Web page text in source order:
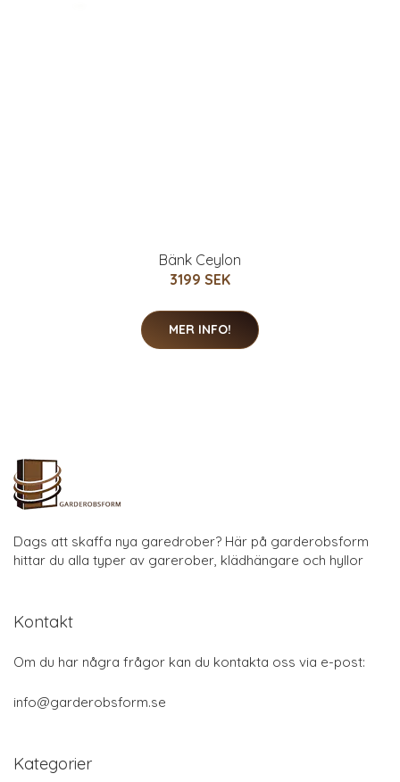
Bänk Ceylon
3199 SEK
MER INFO!
Dags att skaffa nya garedrober? Här på garderobsform
hittar du alla typer av garerober, klädhängare och hyllor
Kontakt
Om du har några frågor kan du kontakta oss via e-post:
info@garderobsform.se
Kategorier